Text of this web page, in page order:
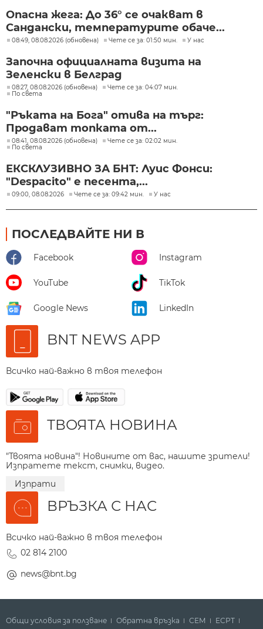
Опасна жега: До 36° се очакват в
Сандански, температурите обаче...
08:49, 08.08.2026 (обновена) Чете се за: 01:50 мин. У нас
Започна официалната визита на
Зеленски в Белград
08:27, 08.08.2026 (обновена)
Чете се за: 04:07 мин.
По света
"Ръката на Бога" отива на търг:
Продават топката от...
08:41, 08.08.2026 (обновена)
Чете се за: 02:02 мин.
По света
ЕКСКЛУЗИВНО ЗА БНТ: Луис Фонси:
"Despacito" е песента,...
09:00, 08.08.2026 Чете се за: 09:42 мин. У нас
ПОСЛЕДВАЙТЕ НИ В
Facebook Instagram
YouTube TikTok
Google News LinkedIn
BNT NEWS APP
Всичко най-важно в твоя телефон
ТВОЯТА НОВИНА
"Твоята новина"! Новините от вас, нашите зрители!
Изпратете текст, снимки, видео.
Изпрати
ВРЪЗКА С НАС
Всичко най-важно в твоя телефон
02 814 2100
news@bnt.bg
Общи условия за ползване Обратна връзка СЕМ ECPT